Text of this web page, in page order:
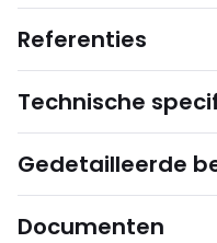
Referenties
Technische
Gedetailleerde
Documenten